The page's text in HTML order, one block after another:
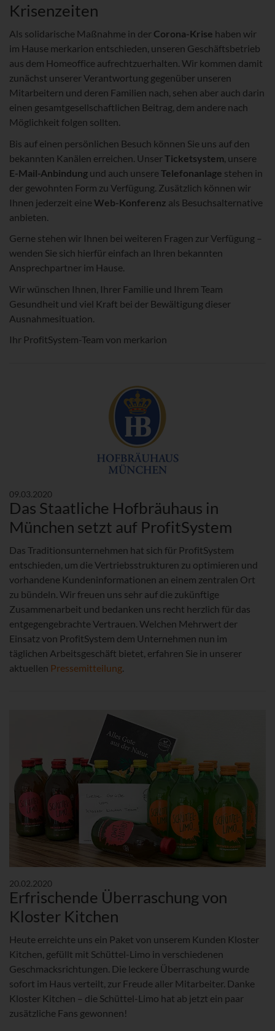
Krisenzeiten
Als solidarische Maßnahme in der Corona-Krise haben wir
im Hause merkarion entschieden, unseren Geschäftsbetrieb
aus dem Homeoffice aufrechtzuerhalten. Wir kommen damit
zunächst unserer Verantwortung gegenüber unseren
Mitarbeitern und deren Familien nach, sehen aber auch darin
einen gesamtgesellschaftlichen Beitrag, dem andere nach
Möglichkeit folgen sollten.
Bis auf einen persönlichen Besuch können Sie uns auf den
bekannten Kanälen erreichen. UnserTicketsystem, unsere
E-Mail-Anbindung und auch unsereTelefonanlage stehen in
der gewohnten Form zu Verfügung. Zusätzlich können wir
Ihnen jederzeit eineWeb-Konferenz als Besuchsalternative
anbieten.
Gerne stehen wir Ihnen bei weiteren Fragen zur Verfügung –
wenden Sie sich hierfür einfach an Ihren bekannten
Ansprechpartner im Hause.
Wir wünschen Ihnen, Ihrer Familie und Ihrem Team
Gesundheit und viel Kraft bei der Bewältigung dieser
Ausnahmesituation.
Ihr ProfitSystem-Team von merkarion
09.03.2020
Das Staatliche Hofbräuhaus in
München setzt auf ProfitSystem
Das Traditionsunternehmen hat sich für ProfitSystem
entschieden, um die Vertriebsstrukturen zu optimieren und
vorhandene Kundeninformationen an einem zentralen Ort
zu bündeln. Wir freuen uns sehr auf die zukünftige
Zusammenarbeit und bedanken uns recht herzlich für das
entgegengebrachte Vertrauen. Welchen Mehrwert der
Einsatz von ProfitSystem dem Unternehmen nun im
täglichen Arbeitsgeschäft bietet, erfahren Sie in unserer
aktuellen Pressemitteilung.
20.02.2020
Erfrischende Überraschung von
Kloster Kitchen
Heute erreichte uns ein Paket von unserem Kunden Kloster
Kitchen, gefüllt mit Schüttel-Limo in verschiedenen
Geschmacksrichtungen. Die leckere Überraschung wurde
sofort im Haus verteilt, zur Freude aller Mitarbeiter. Danke
Kloster Kitchen – die Schüttel-Limo hat ab jetzt ein paar
zusätzliche Fans gewonnen!